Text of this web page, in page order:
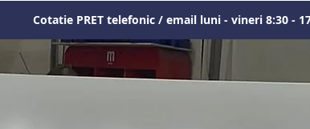
Cotatie PRET telefonic / email luni - vineri 8:30 -